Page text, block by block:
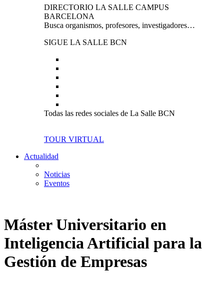
DIRECTORIO LA SALLE CAMPUS
BARCELONA
Busca organismos, profesores, investigadores…
SIGUE LA SALLE BCN
Todas las redes sociales de La Salle BCN
TOUR VIRTUAL
Actualidad
Noticias
Eventos
Máster Universitario en
Inteligencia Artificial para la
Gestión de Empresas